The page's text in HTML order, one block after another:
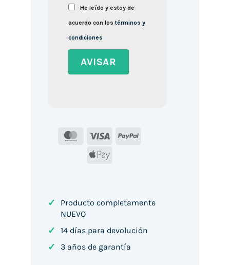
He leído y estoy de
acuerdo con lostérminos y
condiciones
MasterCard
Visa
PayPal
Apple
✓
Producto completamente
NUEVO
✓ 14 días para devolución
✓ 3 años de garantía